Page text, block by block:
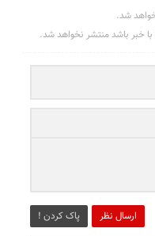
شد.
با خبر باشد منتشر نخواهد شد.
ارسال نظر پاک کردن !